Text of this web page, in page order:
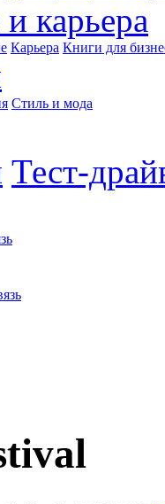
карьера
Карьера Книги для
Стиль и мода
Тест-